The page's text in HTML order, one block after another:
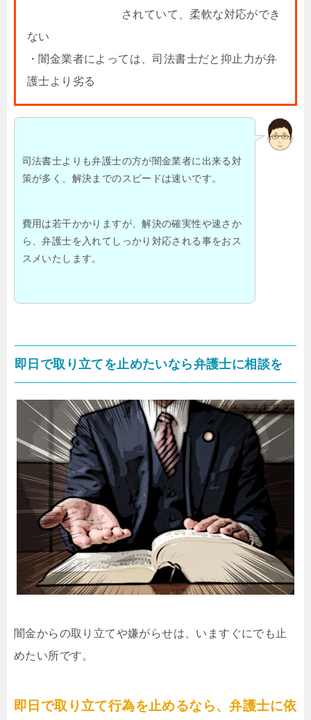
されていて、柔軟な対応ができ
ない
・闇金業者によっては、司法書士だと抑止力が弁
護士より劣る
司法書士よりも弁護士の方が闇金業者に出来る対
策が多く、解決までのスピードは速いです。
費用は若干かかりますが、解決の確実性や速さか
ら、弁護士を入れてしっかり対応される事をおス
スメいたします。
即日で取り立てを止めたいなら弁護士に相談を
闇金からの取り立てや嫌がらせは、いますぐにでも止
めたい所です。
即日で取り立て行為を止めるなら、弁護士に依